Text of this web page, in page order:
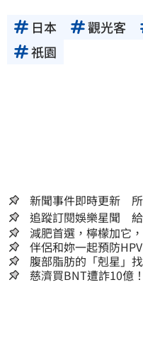
其真實性、正確性
性。三立新聞網所
日本 觀光客
祇園
新聞事件即時更新 所
追蹤訂閱娛樂星聞
減肥首選，檸檬加它
人生
伴侶和妳一起預防
腹部脂肪的「剋星」
囊，瘦出小蠻腰
慈濟買BNT遭詐10億